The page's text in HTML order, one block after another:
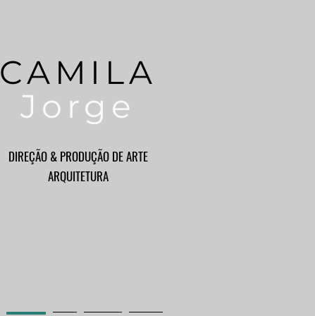
CAMILA
Jorge
DIREÇÃO & PRODUÇÃO DE ARTE
ARQUITETURA